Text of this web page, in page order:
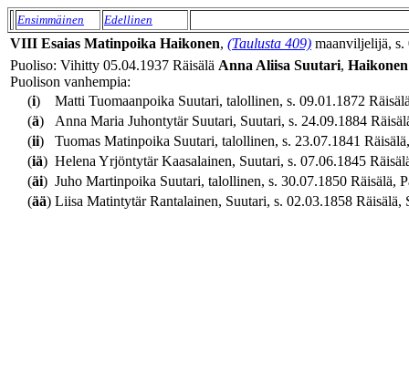
Ensimmäinen Edellinen
VIII Esaias Matinpoika Haikonen, (Taulusta 409) maanviljelijä, s.
Puoliso: Vihitty 05.04.1937 Räisälä Anna Aliisa Suutari, Haikonen
Puolison vanhempia:
(i)
Matti Tuomaanpoika Suutari, talollinen, s. 09.01.1872
(ä)
Anna Maria Juhontytär Suutari, Suutari, s. 24.09.1884
(ii)
Tuomas Matinpoika Suutari, talollinen, s. 23.07.1841
(iä) Helena Yrjöntytär Kaasalainen, Suutari, s. 07.06.1845
(äi) Juho Martinpoika Suutari, talollinen, s. 30.07.1850 Räisälä,
(ää) Liisa Matintytär Rantalainen, Suutari, s. 02.03.1858